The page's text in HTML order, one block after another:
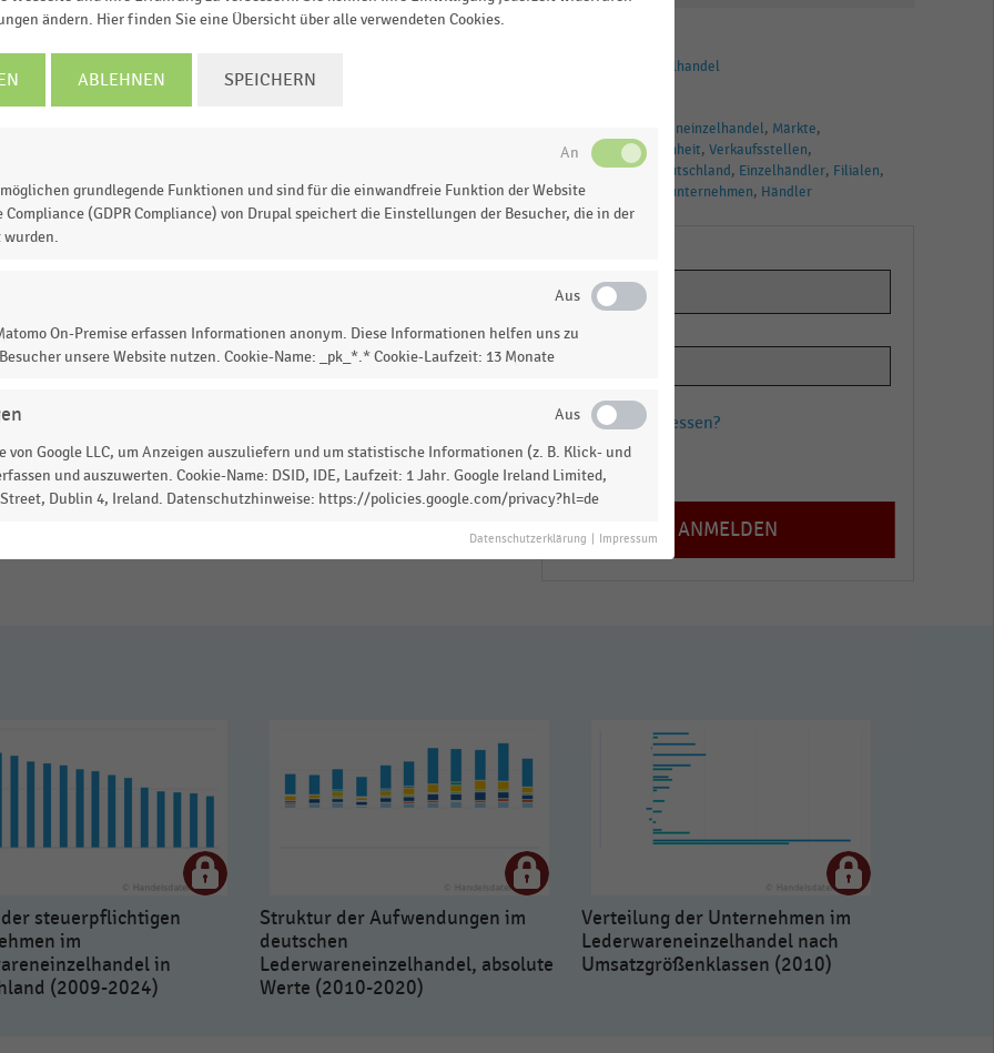
INFORMIEREN
örtlichen Einheiten im Einzelhandel mit Lederwaren
bis 2020 auf. Im deutschen
2020 1.912 Betriebe.
Statistik? Jetzt einloggen oderinformieren
Lederwareneinzelhandel
Lederwareneinzelhandel Märkte
Unternehmen
Einheit Verkaufsstellen
Einzelhandel
Deutschland Einzelhändler Filialen
Handel
Handelsunternehmen Händler
Passwort vergessen?
steuerpflichtigen
im
in
(2009-2024)
Struktur der Aufwendungen im
deutschen
Lederwareneinzelhandel, absolute
Werte (2010-2020)
Verteilung der Unternehmen im
Lederwareneinzelhandel nach
Umsatzgrößenklassen (2010)
ändern. Hier finden Sie eine Übersicht über alle verwendeten Cookies.
ABLEHNEN SPEICHERN
grundlegende Funktionen und sind für die einwandfreie Funktion der Website
(GDPR Compliance) von Drupal speichert die Einstellungen der Besucher, die in der
wurden.
On-Premise erfassen Informationen anonym. Diese Informationen helfen uns zu
unsere Website nutzen. Cookie-Name: _pk_*.* Cookie-Laufzeit: 13 Monate
von Google LLC, um Anzeigen auszuliefern und um statistische Informationen (z. B. Klick- und
und auszuwerten. Cookie-Name: DSID, IDE, Laufzeit: 1 Jahr. Google Ireland Limited,
Street, Dublin 4, Ireland. Datenschutzhinweise: https://policies.google.com/privacy?hl=de
Datenschutzerklärung Impressum